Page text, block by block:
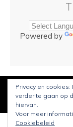
Powered by
© CopyrightSarah
WordPress.
Privacy en
verder te gaan op
hiervan.
Voor meer
Cookiebeleid